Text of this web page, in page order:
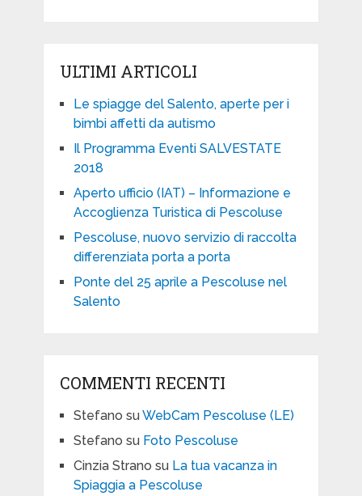
ULTIMI ARTICOLI
Le spiagge del Salento, aperte per i
bimbi affetti da autismo
Il Programma Eventi SALVESTATE
2018
Aperto ufficio (IAT) – Informazione e
Accoglienza Turistica di Pescoluse
Pescoluse, nuovo servizio di raccolta
differenziata porta a porta
Ponte del 25 aprile a Pescoluse nel
Salento
COMMENTI RECENTI
Stefano suWebCam Pescoluse (LE)
Stefano su Foto Pescoluse
Cinzia Strano su La tua vacanza in
Spiaggia a Pescoluse